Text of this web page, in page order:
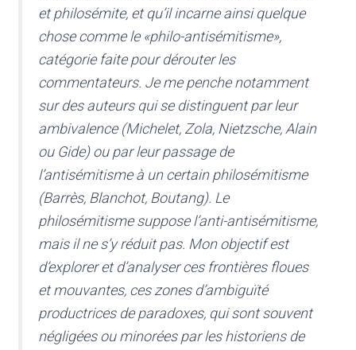
et philosémite, et qu’il incarne ainsi quelque
chose comme le «philo-antisémitisme»,
catégorie faite pour dérouter les
commentateurs. Je me penche notamment
sur des auteurs qui se distinguent par leur
ambivalence (Michelet, Zola, Nietzsche, Alain
ou Gide) ou par leur passage de
l’antisémitisme à un certain philosémitisme
(Barrès, Blanchot, Boutang). Le
philosémitisme suppose l’anti-antisémitisme,
mais il ne s’y réduit pas. Mon objectif est
d’explorer et d’analyser ces frontières floues
et mouvantes, ces zones d’ambiguïté
productrices de paradoxes, qui sont souvent
négligées ou minorées par les historiens de